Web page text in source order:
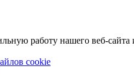
работу нашего веб-сайта
cookie